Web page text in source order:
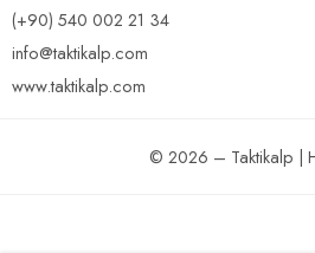
(+90) 540 002 21 34
info@taktikalp.com
www.taktikalp.com
© 2026 – Taktikalp |